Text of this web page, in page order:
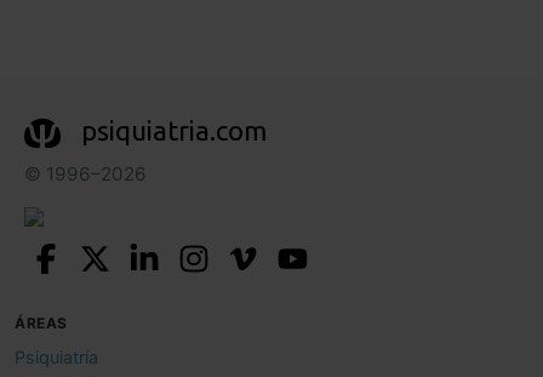
psiquiatria.com
© 1996–2026
ÁREAS
Psiquiatría